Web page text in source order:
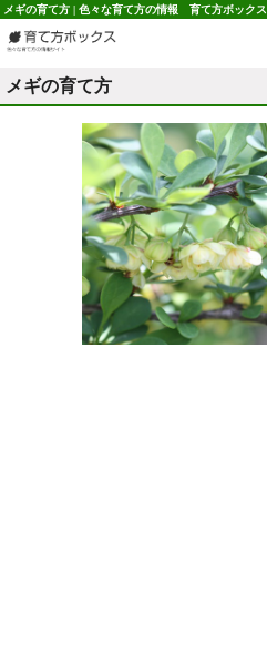
メギの育て方 | 色々な育て方の情報 育て方ボックス
メギの育て方